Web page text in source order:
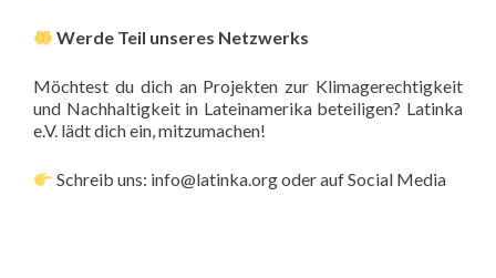
Werde Teil unseres Netzwerks
Möchtest du dich an Projekten zur Klimagerechtigkeit
und Nachhaltigkeit in Lateinamerika beteiligen? Latinka
e.V. lädt dich ein, mitzumachen!
Schreib uns: info@latinka.org oder auf Social Media